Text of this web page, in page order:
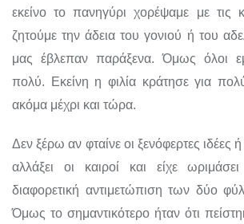
εκείνο το πανηγύρι χορέψαμε με τις
ζητούμε την άδεια του γονιού ή του
μας έβλεπαν παράξενα. Όμως όλοι
πολύ. Εκείνη η φιλία κράτησε για
ακόμα μέχρι και τώρα.
Δεν ξέρω αν φταίνε οι ξενόφερτες ιδέες
αλλάξει οι καιροί και είχε
διαφορετική αντιμετώπιση των δύο
Όμως το σημαντικότερο ήταν ότι